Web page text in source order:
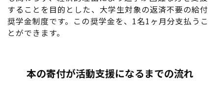
することを目的とした、大学生対象の返済不要の給付
奨学金制度です。この奨学金を、1名1ヶ月分支払うこ
とができます。
本の寄付が活動支援になるまでの流れ